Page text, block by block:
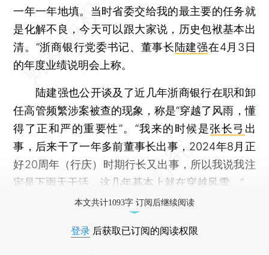
一年一年地填。当时省委交给我的最主要的任务就
是化解不良，今天可以跟大家说，历史包袱基本出
清。”浙商银行党委书记、董事长陆建强在4月3日
的年度业绩说明会上称。
陆建强也公开谈及了近几年浙商银行在职和卸
任高管频繁涉案被查的现象，称是“穿越了风雨，懂
得了正和严的重要性”。“我来的时候是张长弓 出
事，后来干了一年多前董事长出事，2024年8月正
好20周年（行庆）时期行长又出事，所以我说我注
定是下雨天干活，这几年基本上就在穿越风雪。”
本文共计1093字 订阅后继续阅读
登录 后获取已订阅的阅读权限